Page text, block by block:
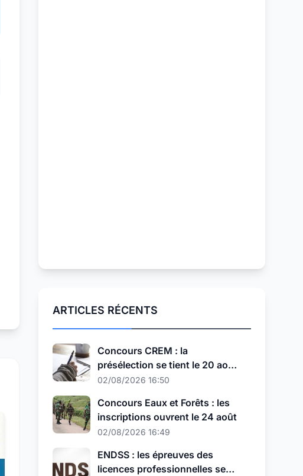
ARTICLES RÉCENTS
Concours CREM : la
présélection se tient le 20 août,
au nouveau format
02/08/2026 16:50
Concours Eaux et Forêts : les
inscriptions ouvrent le 24 août
02/08/2026 16:49
ENDSS : les épreuves des
licences professionnelles se